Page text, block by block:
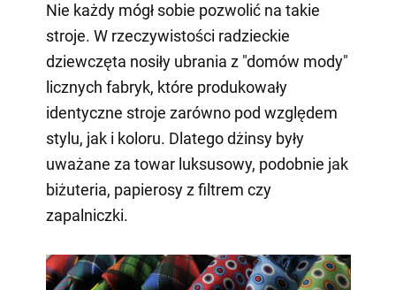
Nie każdy mógł sobie pozwolić na takie
stroje. W rzeczywistości radzieckie
dziewczęta nosiły ubrania z "domów mody"
licznych fabryk, które produkowały
identyczne stroje zarówno pod względem
stylu, jak i koloru. Dlatego dżinsy były
uważane za towar luksusowy, podobnie jak
biżuteria, papierosy z filtrem czy
zapalniczki.